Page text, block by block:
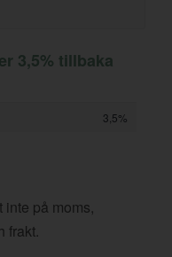
3,5% tillbaka
3,5%
inte på moms,
frakt.